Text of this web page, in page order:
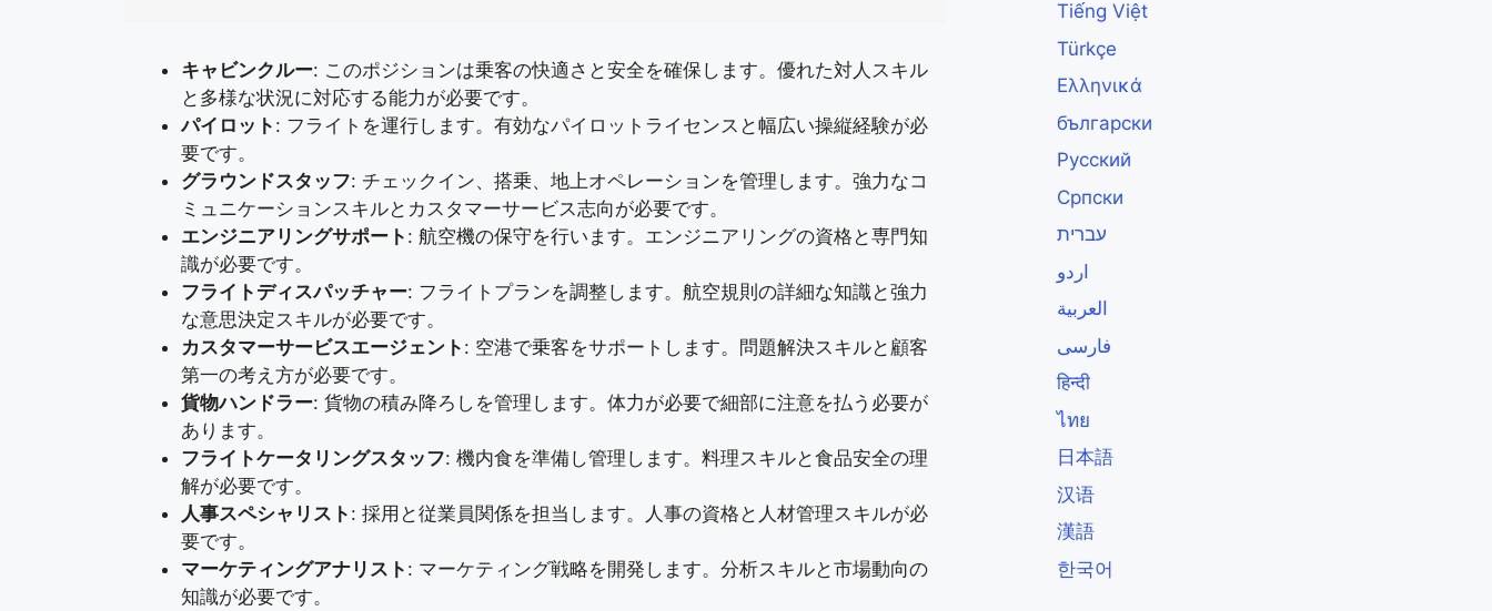
キャビンクルー: このポジションは乗客の快適さと安全を確保します。優れた対人スキル
と多様な状況に対応する能力が必要です。
パイロット : フライトを運行します。有効なパイロットライセンスと幅広い操縦経験が必
要です。
グラウンドスタッフ: チェックイン、搭乗、地上オペレーションを管理します。強力なコ
ミュニケーションスキルとカスタマーサービス志向が必要です。
エンジニアリングサポート : 航空機の保守を行います。エンジニアリングの資格と専門知
識が必要です。
フライトディスパッチャー: フライトプランを調整します。航空規則の詳細な知識と強力
な意思決定スキルが必要です。
カスタマーサービスエージェント : 空港で乗客をサポートします。問題解決スキルと顧客
第一の考え方が必要です。
貨物ハンドラー: 貨物の積み降ろしを管理します。体力が必要で細部に注意を払う必要が
あります。
フライトケータリングスタッフ: 機内食を準備し管理します。料理スキルと食品安全の理
解が必要です。
人事スペシャリスト : 採用と従業員関係を担当します。人事の資格と人材管理スキルが必
要です。
マーケティングアナリスト : マーケティング戦略を開発します。分析スキルと市場動向の
知識が必要です。
Tiếng Việt
Türkçe
Ελληνικά
български
Русский
Српски
עברית
اردو
العربية
فارسی
हिन्दी
ไทย
日本語
汉语
漢語
한국어